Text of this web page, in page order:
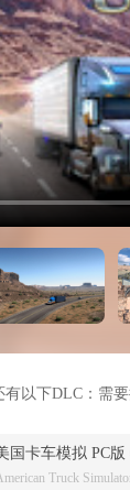
有以下DLC：需
国卡车模拟 PC
Truck